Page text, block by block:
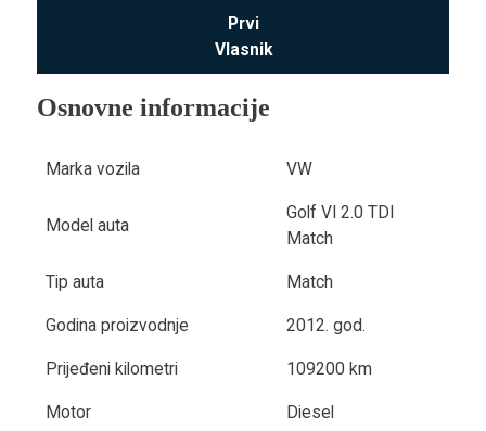
Prvi
Vlasnik
Osnovne informacije
Marka vozila VW
Model auta
Golf VI 2.0 TDI
Match
Tip auta Match
Godina proizvodnje 2012. god.
Prijeđeni kilometri 109200 km
Motor Diesel